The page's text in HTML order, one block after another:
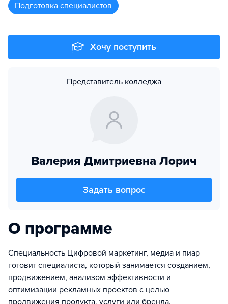
подготовка специалистов
Хочу поступить
Представитель колледжа
Валерия Дмитриевна Лорич
Задать вопрос
О программе
Специальность Цифровой маркетинг, медиа и пиар
готовит специалиста, который занимается созданием,
продвижением, анализом эффективности и
оптимизации рекламных проектов с целью
продвижения продукта, услуги или бренда.